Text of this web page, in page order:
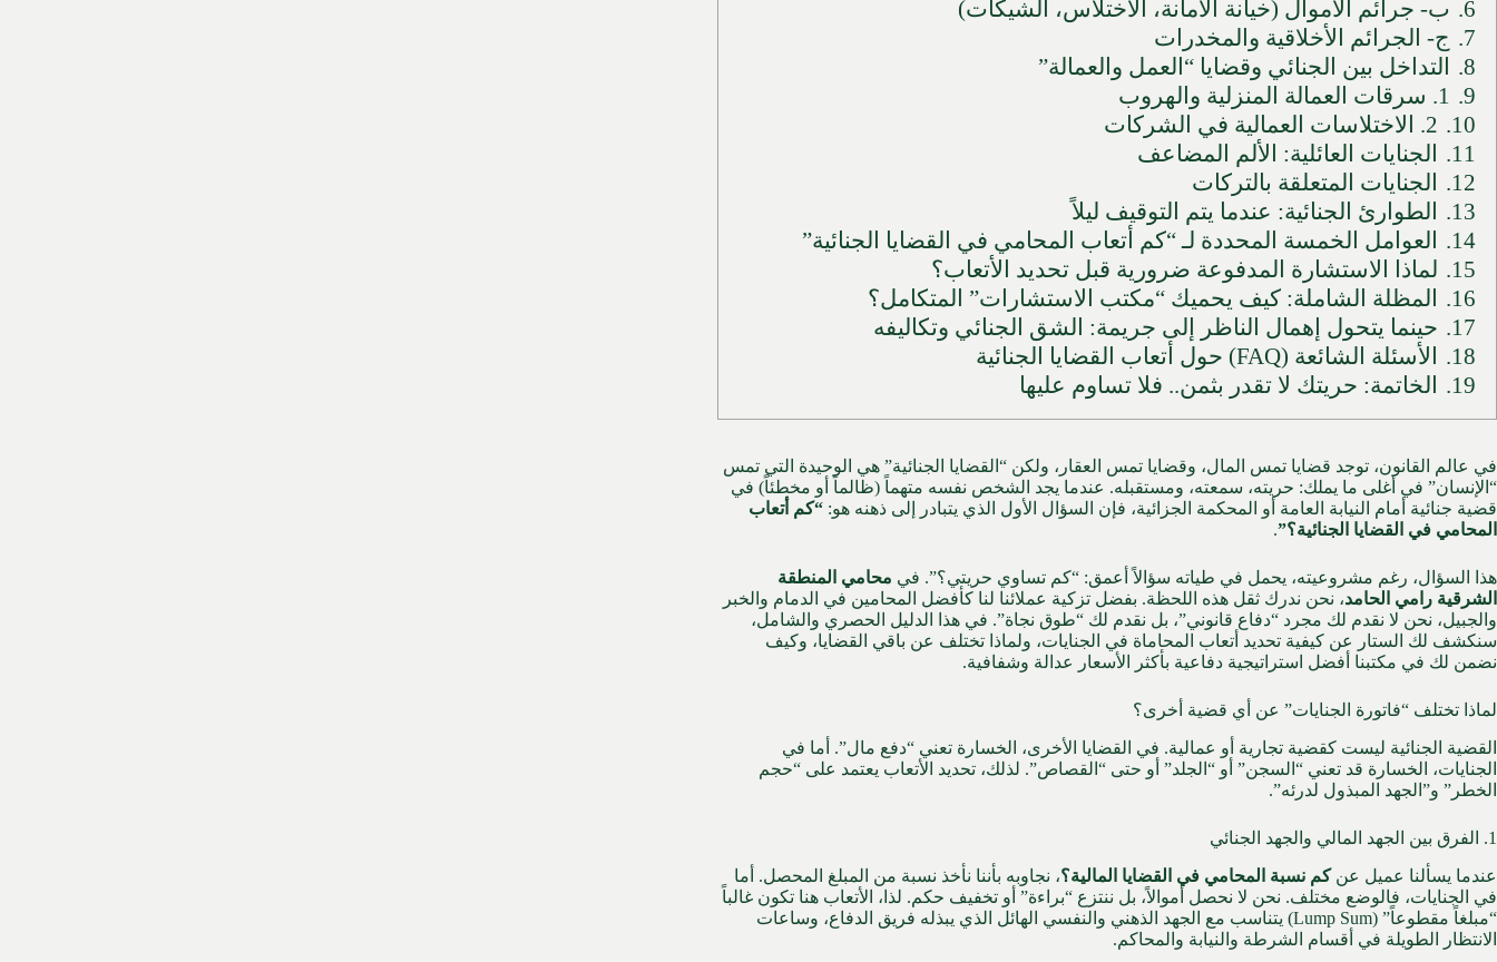
6.
ب- جرائم الأموال (خيانة الأمانة، الاختلاس، الشيكات)
7.
ج- الجرائم الأخلاقية والمخدرات
8.
التداخل بين الجنائي وقضايا “العمل والعمالة”
9.
1. سرقات العمالة المنزلية والهروب
10.
2. الاختلاسات العمالية في الشركات
11.
الجنايات العائلية: الألم المضاعف
12.
الجنايات المتعلقة بالتركات
13.
الطوارئ الجنائية: عندما يتم التوقيف ليلاً
14.
العوامل الخمسة المحددة لـ “كم أتعاب المحامي في القضايا الجنائية”
15.
لماذا الاستشارة المدفوعة ضرورية قبل تحديد الأتعاب؟
16.
المظلة الشاملة: كيف يحميك “مكتب الاستشارات” المتكامل؟
17.
حينما يتحول إهمال الناظر إلى جريمة: الشق الجنائي وتكاليفه
18.
الأسئلة الشائعة (FAQ) حول أتعاب القضايا الجنائية
19.
الخاتمة: حريتك لا تقدر بثمن.. فلا تساوم عليها
في عالم القانون، توجد قضايا تمس المال، وقضايا تمس العقار، ولكن “القضايا الجنائية” هي الوحيدة التي تمس
“الإنسان” في أغلى ما يملك: حريته، سمعته، ومستقبله. عندما يجد الشخص نفسه متهماً (ظالماً أو مخطئاً) في
قضية جنائية أمام النيابة العامة أو المحكمة الجزائية، فإن السؤال الأول الذي يتبادر إلى ذهنه هو: “كم أتعاب
المحامي في القضايا الجنائية؟”.
هذا السؤال، رغم مشروعيته، يحمل في طياته سؤالاً أعمق: “كم تساوي حريتي؟”. في محامي المنطقة
الشرقية رامي الحامد، نحن ندرك ثقل هذه اللحظة. بفضل تزكية عملائنا لنا كأفضل المحامين في الدمام والخبر
والجبيل، نحن لا نقدم لك مجرد “دفاع قانوني”، بل نقدم لك “طوق نجاة”. في هذا الدليل الحصري والشامل،
سنكشف لك الستار عن كيفية تحديد أتعاب المحاماة في الجنايات، ولماذا تختلف عن باقي القضايا، وكيف
نضمن لك في مكتبنا أفضل استراتيجية دفاعية بأكثر الأسعار عدالة وشفافية.
لماذا تختلف “فاتورة الجنايات” عن أي قضية أخرى؟
القضية الجنائية ليست كقضية تجارية أو عمالية. في القضايا الأخرى، الخسارة تعني “دفع مال”. أما في
الجنايات، الخسارة قد تعني “السجن” أو “الجلد” أو حتى “القصاص”. لذلك، تحديد الأتعاب يعتمد على “حجم
الخطر” و”الجهد المبذول لدرئه”.
1. الفرق بين الجهد المالي والجهد الجنائي
عندما يسألنا عميل عنكم نسبة المحامي في القضايا المالية؟، نجاوبه بأننا نأخذ نسبة من المبلغ المحصل. أما
في الجنايات، فالوضع مختلف. نحن لا نحصل أموالاً، بل ننتزع “براءة” أو تخفيف حكم. لذا، الأتعاب هنا تكون غالباً
“مبلغاً مقطوعاً” (Lump Sum) يتناسب مع الجهد الذهني والنفسي الهائل الذي يبذله فريق الدفاع، وساعات
الانتظار الطويلة في أقسام الشرطة والنيابة والمحاكم.